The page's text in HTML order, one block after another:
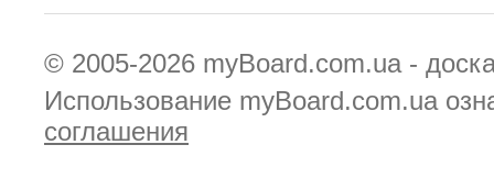
© 2005-2026 myBoard.com.ua -
Использование myBoard.com.ua
соглашения